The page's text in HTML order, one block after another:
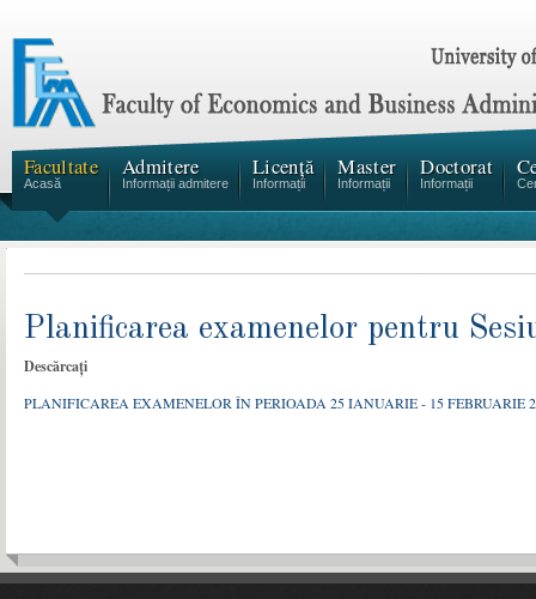
Facultate
Acasă
Admitere
Informații admitere
Licență
Informații
Master
Informații
Doctorat
Informații
Planificarea examenelor pentru
Descărcați
PLANIFICAREA EXAMENELOR ÎN PERIOADA 25 IANUARIE - 15 FEBRUARIE